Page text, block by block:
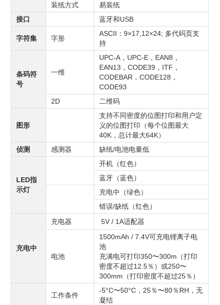
装纸方式
易装纸
接口
蓝牙和USB
字符集 字形
ASCII：9×17,12×24; 多代码页支
持
条码符
号
一维
UPC-A，UPC-E，EAN8，
EAN13，CODE39，ITF，
CODEBAR，CODE128，
CODE93
2D
二维码
图形
支持不同密度的位图打印和用户定
义的位图打印（每个位图最大
40K，总计最大64K）
侦测
感测器 缺纸/电池电量低
LED指
示灯
开机（红色）
蓝牙（蓝色）
充电中（绿色）
错误/缺纸（红色）
充电中
充电器 5V / 1A适配器
电池
1500mAh / 7.4V可充电锂离子电
池
充满电可打印350〜300m（打印
密度不超过12.5％）或250〜
300mm（打印密度不超过25％）
工作条件
-5°C〜50°C，25％〜80％RH，无
凝结